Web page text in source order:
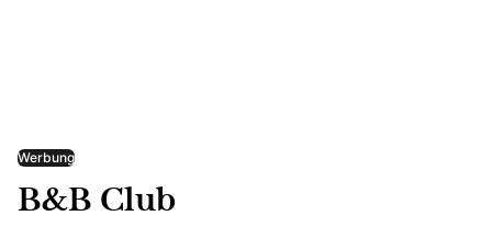
Werbung
B&B Club